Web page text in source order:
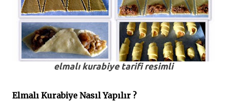
elmalı kurabiye tarifi resimli
Elmalı Kurabiye Nasıl Yapılır ?